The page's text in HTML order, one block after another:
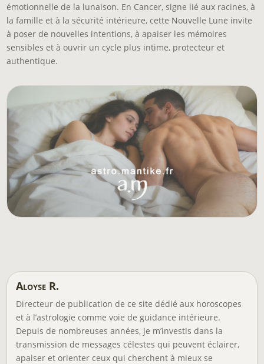
émotionnelle de la lunaison. En Cancer, signe lié aux racines, à
la famille et à la sécurité intérieure, cette Nouvelle Lune invite
à poser de nouvelles intentions, à apaiser les mémoires
sensibles et à ouvrir un cycle plus intime, protecteur et
authentique.
Aloyse R.
Directeur de publication de ce site dédié aux horoscopes
et à l’astrologie comme voie de guidance intérieure.
Depuis de nombreuses années, je m’investis dans la
transmission de messages célestes qui peuvent éclairer,
apaiser et orienter ceux qui cherchent à mieux se